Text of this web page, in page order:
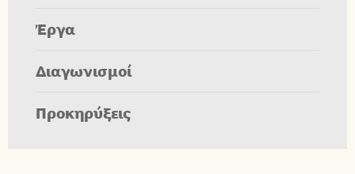
Έργα
Διαγωνισμοί
Προκηρύξεις